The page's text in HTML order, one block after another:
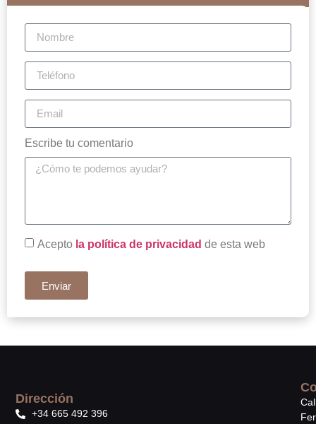
Escribe tu comentario
Acepto la política de privacidad de esta web
Enviar
Dirección
+34 665 492 396